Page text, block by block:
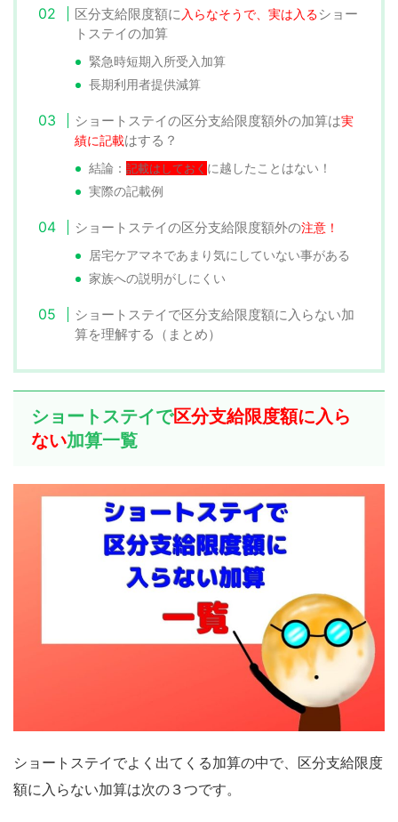
区分支給限度額に 入らなそうで、実は入るショー
トステイの加算
緊急時短期入所受入加算
長期利用者提供減算
ショートステイの区分支給限度額外の加算は実
績に記載はする？
結論：記載はしておく に越したことはない！
実際の記載例
ショートステイの区分支給限度額外の注意！
居宅ケアマネであまり気にしていない事がある
家族への説明がしにくい
ショートステイで区分支給限度額に入らない加
算を理解する（まとめ）
ショートステイで区分支給限度額に入ら
ない加算一覧
ショートステイでよく出てくる加算の中で、区分支給限度
額に入らない加算は次の３つです。